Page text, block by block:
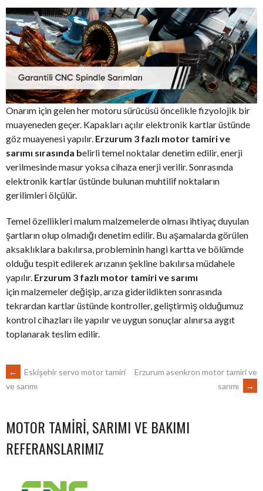
Onarım için gelen her motoru sürücüsü öncelikle fizyolojik bir
muayeneden geçer. Kapakları açılır elektronik kartlar üstünde
göz muayenesi yapılır. Erzurum 3 fazlı motor tamiri ve
sarımı sırasında belirli temel noktalar denetim edilir, enerji
verilmesinde masur yoksa cihaza enerji verilir. Sonrasında
elektronik kartlar üstünde bulunan muhtilif noktaların
gerilimleri ölçülür.
Temel özellikleri malum malzemelerde olması ihtiyaç duyulan
şartların olup olmadığı denetim edilir. Bu aşamalarda görülen
aksaklıklara bakılırsa, probleminin hangi kartta ve bölümde
olduğu tespit edilerek arızanın şekline bakılırsa müdahele
yapılır. Erzurum 3 fazlı motor tamiri ve sarımı
için malzemeler değişip, arıza giderildikten sonrasında
tekrardan kartlar üstünde kontroller, geliştirmiş olduğumuz
kontrol cihazları ile yapılır ve uygun sonuçlar alınırsa aygıt
toplanarak teslim edilir.
POST
NAVIGATION
←
Eskişehir servo motor tamiri
ve sarımı
Erzurum asenkron motor tamiri ve
sarımı
→
MOTOR TAMIRI, SARIMI VE BAKIMI
REFERANSLARIMIZ